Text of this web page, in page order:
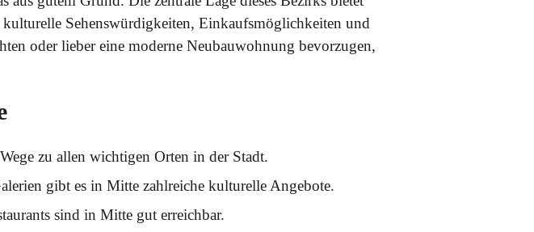
Sehenswürdigkeiten, Einkaufsmöglichkeiten und
oder lieber eine moderne Neubauwohnung bevorzugen,
zu allen wichtigen Orten in der Stadt.
gibt es in Mitte zahlreiche kulturelle Angebote.
sind in Mitte gut erreichbar.